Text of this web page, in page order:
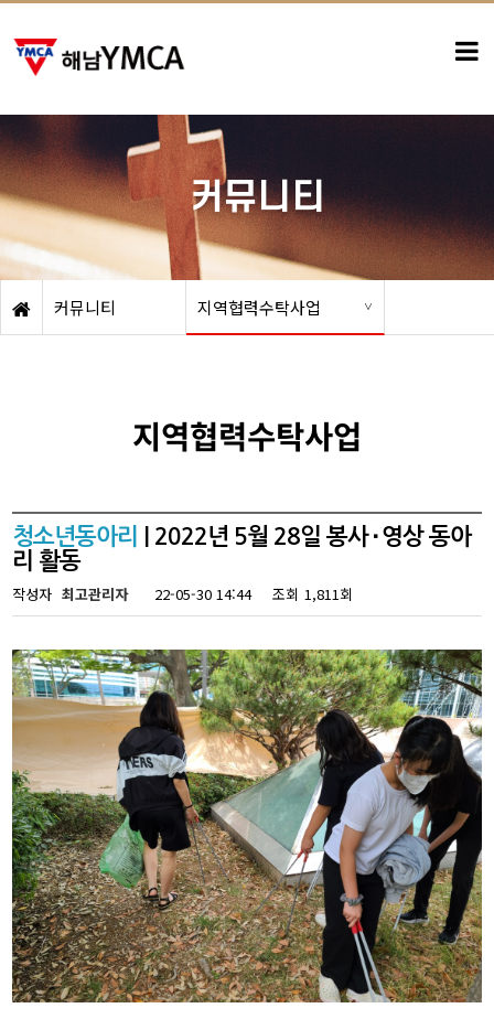
-
커뮤니티
커뮤니티 지역협력수탁사업
지역협력수탁사업
청소년동아리
| 2022년 5월 28일 봉사⬝영상 동아
리 활동
작성자 최고관리자 22-05-30 14:44 조회 1,811회